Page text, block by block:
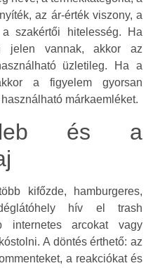
az ár-érték viszony, a
szakértői hitelesség. Ha
jelen vannak, akkor az
üzletileg. Ha a
a figyelem gyorsan
márkaemléket.
és a
kifőzde, hamburgeres,
hív el trash
internetes arcokat vagy
A döntés érthető: az
a reakciókat és